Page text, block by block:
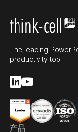
The leading
productivity tool
产品